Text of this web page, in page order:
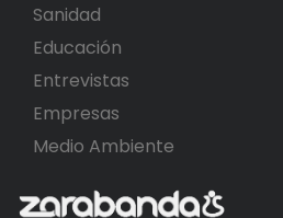
Sanidad
Educación
Entrevistas
Empresas
Medio Ambiente